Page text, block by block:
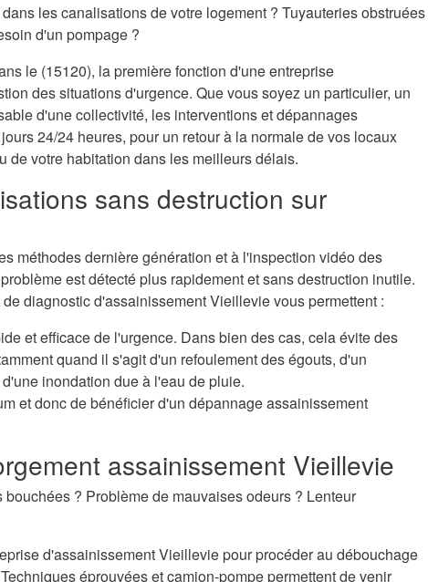
les canalisations de votre logement ? Tuyauteries obstruées
d'un pompage ?
le (15120), la première fonction d'une entreprise
des situations d'urgence. Que vous soyez un particulier, un
d'une collectivité, les interventions et dépannages
24/24 heures, pour un retour à la normale de vos locaux
de votre habitation dans les meilleurs délais.
sans destruction sur
méthodes dernière génération et à l'inspection vidéo des
est détecté plus rapidement et sans destruction inutile.
diagnostic d'assainissement Vieillevie vous permettent :
et efficace de l'urgence. Dans bien des cas, cela évite des
quand il s'agit d'un refoulement des égouts, d'un
inondation due à l'eau de pluie.
et donc de bénéficier d'un dépannage assainissement
assainissement Vieillevie
? Problème de mauvaises odeurs ? Lenteur
d'assainissement Vieillevie pour procéder au débouchage
éprouvées et camion-pompe permettent de venir